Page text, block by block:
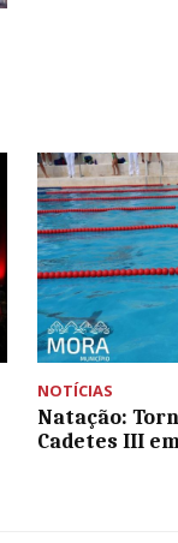
NOTÍCIAS
Natação:
Cadetes III